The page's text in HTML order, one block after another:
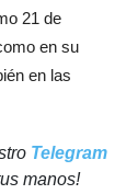
21 de
en su
en las
Telegram
manos!